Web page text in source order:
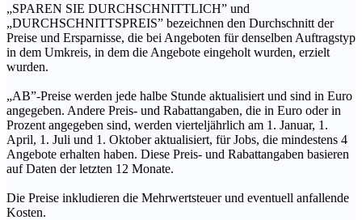
„SPAREN SIE DURCHSCHNITTLICH” und
„DURCHSCHNITTSPREIS” bezeichnen den Durchschnitt der
Preise und Ersparnisse, die bei Angeboten für denselben Auftragstyp
in dem Umkreis, in dem die Angebote eingeholt wurden, erzielt
wurden.
„AB”-Preise werden jede halbe Stunde aktualisiert und sind in Euro
angegeben. Andere Preis- und Rabattangaben, die in Euro oder in
Prozent angegeben sind, werden vierteljährlich am 1. Januar, 1.
April, 1. Juli und 1. Oktober aktualisiert, für Jobs, die mindestens 4
Angebote erhalten haben. Diese Preis- und Rabattangaben basieren
auf Daten der letzten 12 Monate.
Die Preise inkludieren die Mehrwertsteuer und eventuell anfallende
Kosten.